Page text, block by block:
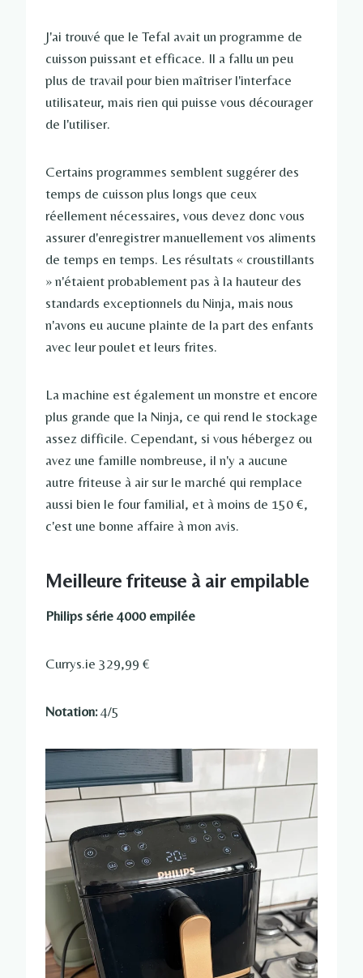
J'ai trouvé que le Tefal avait un programme de
cuisson puissant et efficace. Il a fallu un peu
plus de travail pour bien maîtriser l'interface
utilisateur, mais rien qui puisse vous décourager
de l'utiliser.
Certains programmes semblent suggérer des
temps de cuisson plus longs que ceux
réellement nécessaires, vous devez donc vous
assurer d'enregistrer manuellement vos aliments
de temps en temps. Les résultats « croustillants
» n'étaient probablement pas à la hauteur des
standards exceptionnels du Ninja, mais nous
n'avons eu aucune plainte de la part des enfants
avec leur poulet et leurs frites.
La machine est également un monstre et encore
plus grande que la Ninja, ce qui rend le stockage
assez difficile. Cependant, si vous hébergez ou
avez une famille nombreuse, il n'y a aucune
autre friteuse à air sur le marché qui remplace
aussi bien le four familial, et à moins de 150 €,
c'est une bonne affaire à mon avis.
Meilleure friteuse à air empilable
Philips série 4000 empilée
Currys.ie 329,99 €
Notation:4/5